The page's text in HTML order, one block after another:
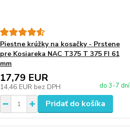
Piestne krúžky na kosačky - Prstene
pre Kosiareka NAC T375 T 375 FI 61
mm
17,79 EUR
14,46 EUR bez DPH do 3-7 dní
Pridať do košíka